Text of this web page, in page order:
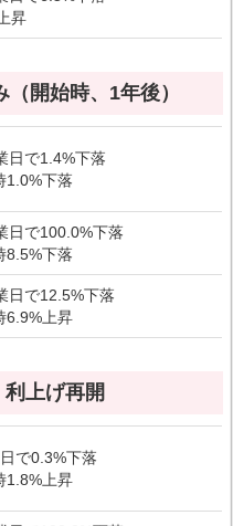
昇
開始時、1年後）
日で1.4%下落
1.0%下落
日で100.0%下落
8.5%下落
日で12.5%下落
6.9%上昇
上げ再開
で0.3%下落
1.8%上昇